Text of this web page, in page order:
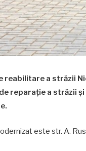
reabilitare a străzii
reparaţie a străzii
este str. A.